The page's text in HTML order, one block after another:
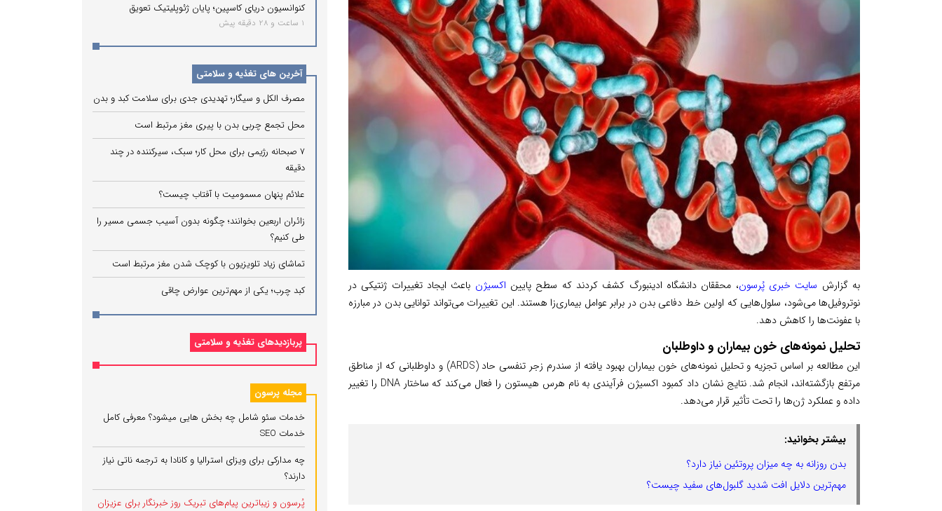
به گزارش سایت خبری پُرسون، محققان دانشگاه ادینبورگ کشف کردند که سطح پایین اکسیژن باعث ایجاد تغییرات ژنتیکی در
نوتروفیل‌ها می‌شود، سلول‌هایی که اولین خط دفاعی بدن در برابر عوامل بیماری‌زا هستند. این تغییرات می‌تواند توانایی بدن در مبارزه
با عفونت‌ها را کاهش دهد.
تحلیل نمونه‌های خون بیماران و داوطلبان
این مطالعه بر اساس تجزیه و تحلیل نمونه‌های خون بیماران بهبود یافته از سندرم زجر تنفسی حاد (ARDS) و داوطلبانی که از مناطق
مرتفع بازگشته‌اند، انجام شد. نتایج نشان داد کمبود اکسیژن فرآیندی به نام هرس هیستون را فعال می‌کند که ساختار DNA را تغییر
داده و عملکرد ژن‌ها را تحت تأثیر قرار می‌دهد.
بیشتر بخوانید:
بدن روزانه به چه میزان پروتئین نیاز دارد؟
مهم‌ترین دلایل افت شدید گلبول‌های سفید چیست؟
کنوانسیون دریای کاسپین؛ پایان ژئوپلیتیک تعویق
1 ساعت و 28 دقیقه پیش
آخرین های تغذیه و سلامتی
مصرف الکل و سیگار؛ تهدیدی جدی برای سلامت کبد و بدن
محل تجمع چربی بدن با پیری مغز مرتبط است
۷ صبحانه رژیمی برای محل کار؛ سبک، سیرکننده در چند
دقیقه
علائم پنهان مسمومیت با آفتاب چیست؟
زائران اربعین بخوانند؛ چگونه بدون آسیب جسمی مسیر را
طی کنیم؟
تماشای زیاد تلویزیون با کوچک شدن مغز مرتبط است
کبد چرب؛ یکی از مهم‌ترین عوارض چاقی
پربازدیدهای تغذیه و سلامتی
مجله پرسون
خدمات سئو شامل چه بخش هایی میشود؟ معرفی کامل
خدمات SEO
چه مدارکی برای ویزای استرالیا و کانادا به ترجمه ناتی نیاز
دارند؟
پُرسون و زیباترین پیام‌های تبریک روز خبرنگار برای عزیزان